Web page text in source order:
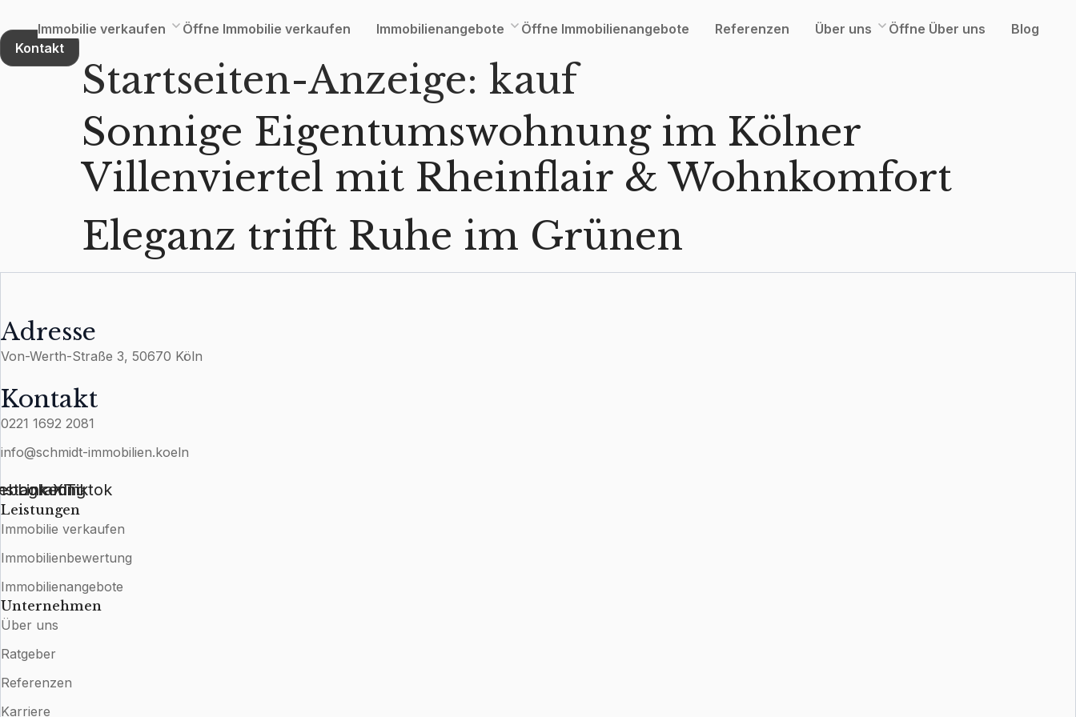
Inhalt
springen
Immobilie verkaufen Öffne Immobilie verkaufen Immobilienangebote Öffne Immobilienangebote Referenzen Über uns Öffne Über uns
Blog
Kontakt
Startseiten-Anzeige: kauf
Sonnige Eigentumswohnung im Kölner
Villenviertel mit Rheinflair & Wohnkomfort
Eleganz trifft Ruhe im Grünen
Adresse
Von-Werth-Straße 3, 50670 Köln
Kontakt
0221 1692 2081
info@schmidt-immobilien.koeln
Linkedin
Xing
Tiktok
Leistungen
Immobilie verkaufen
Immobilienbewertung
Immobilienangebote
Unternehmen
Über uns
Ratgeber
Referenzen
Karriere